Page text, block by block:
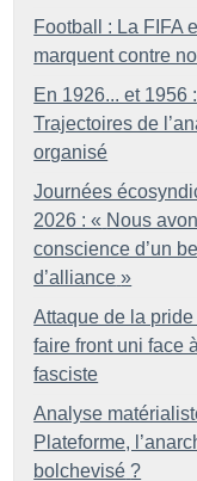
Football : La FIFA
marquent contre
En 1926... et 1956 :
Trajectoires de
organisé
Journées
2026 : « Nous
conscience d’un
d’alliance »
Attaque de la
faire front uni face
fasciste
Analyse
Plateforme,
bolchevisé ?